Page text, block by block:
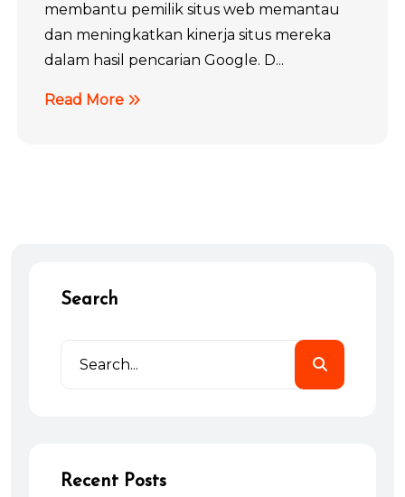
membantu pemilik situs web memantau
dan meningkatkan kinerja situs mereka
dalam hasil pencarian Google. D...
Read More
Search
Recent Posts